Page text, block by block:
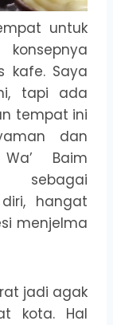
untuk
kafe. Saya
tapi ada
tempat ini
dan
Baim
sebagai
hangat
menjelma
jadi agak
kota. Hal